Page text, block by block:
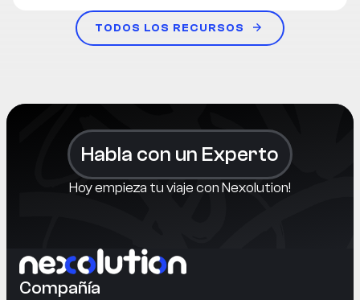
TODOS LOS RECURSOS
Habla con un Experto
Hoy empieza tu viaje con Nexolution!
Compañía